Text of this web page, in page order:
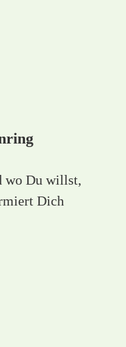
wo Du willst,
Dich